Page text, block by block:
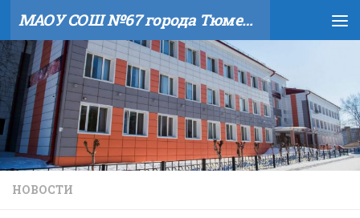
Skip to content МАОУ СОШ №67 города Тюмени
НОВОСТИ